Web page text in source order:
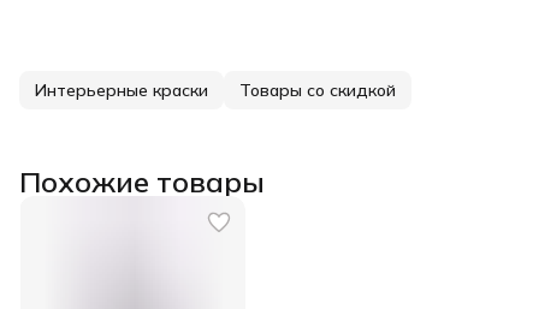
Интерьерные краски Товары со скидкой
Похожие товары